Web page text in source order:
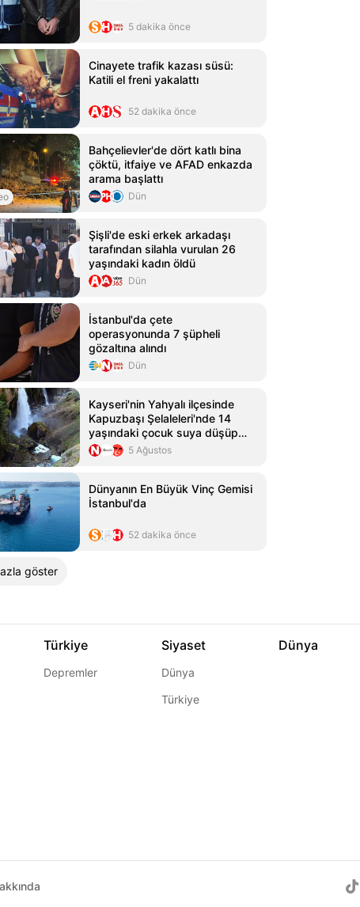
5 dakika önce
Cinayete trafik kazası süsü:
Katili el freni yakalattı
52 dakika önce
Bahçelievler'de dört katlı bina
çöktü, itfaiye ve AFAD enkazda
arama başlattı
Dün
Şişli'de eski erkek arkadaşı
tarafından silahla vurulan 26
yaşındaki kadın öldü
Dün
İstanbul'da çete
operasyonunda 7 şüpheli
gözaltına alındı
Dün
Kayseri'nin Yahyalı ilçesinde
Kapuzbaşı Şelaleleri'nde 14
yaşındaki çocuk suya düşüp
öldü
5 Ağustos
Dünyanın En Büyük Vinç Gemisi
İstanbul'da
52 dakika önce
göster
Türkiye
Depremler
Siyaset
Dünya
Türkiye
Dünya